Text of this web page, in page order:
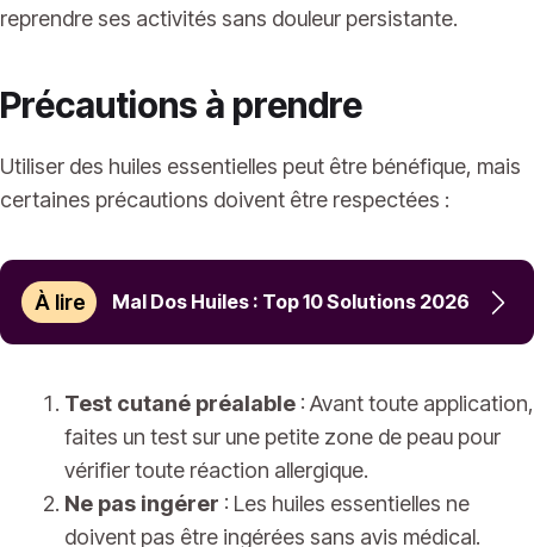
reprendre ses activités sans douleur persistante.
Précautions à prendre
Utiliser des huiles essentielles peut être bénéfique, mais
certaines précautions doivent être respectées :
À lire Mal Dos Huiles : Top 10 Solutions 2026
Test cutané préalable : Avant toute application,
faites un test sur une petite zone de peau pour
vérifier toute réaction allergique.
Ne pas ingérer : Les huiles essentielles ne
doivent pas être ingérées sans avis médical.